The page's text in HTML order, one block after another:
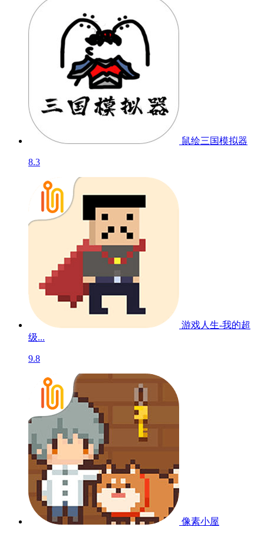
鼠绘三国模拟器
8.3
游戏人生-我的超
级...
9.8
像素小屋